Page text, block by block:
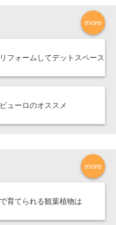
more
フォームしてデットスペース
ューロのオススメ
more
育てられる観葉植物は